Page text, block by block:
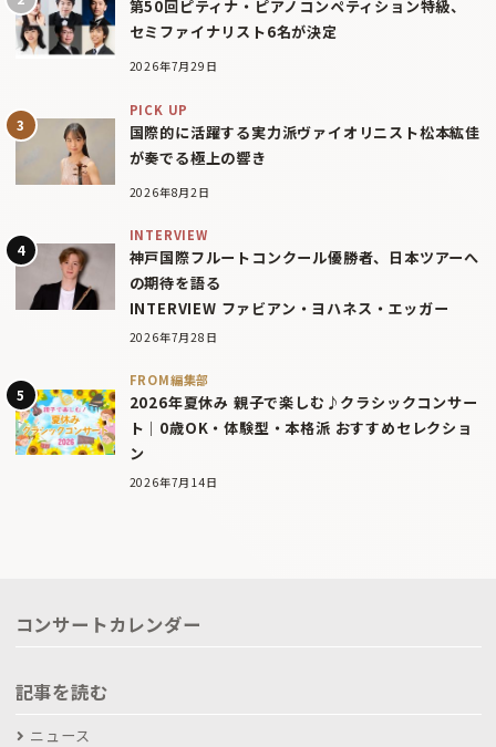
第50回ピティナ・ピアノコンペティション特級、
セミファイナリスト6名が決定
2026年7月29日
PICK UP
国際的に活躍する実力派ヴァイオリニスト松本紘佳
が奏でる極上の響き
2026年8月2日
INTERVIEW
神戸国際フルートコンクール優勝者、日本ツアーへ
の期待を語る
INTERVIEW ファビアン・ヨハネス・エッガー
2026年7月28日
FROM編集部
2026年夏休み 親子で楽しむ♪クラシックコンサー
ト｜0歳OK・体験型・本格派 おすすめセレクショ
ン
2026年7月14日
コンサートカレンダー
記事を読む
ニュース